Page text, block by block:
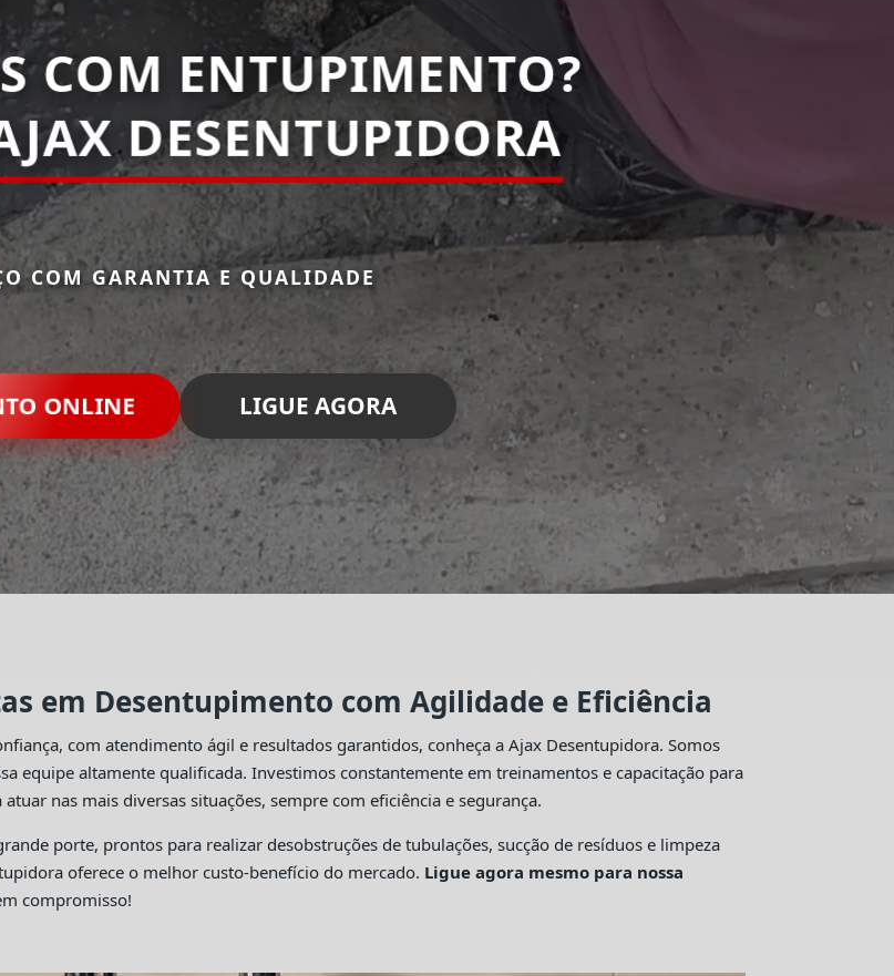
COM ENTUPIMENTO?
DESENTUPIDORA
COM GARANTIA E QUALIDADE
ONLINE LIGUE AGORA
em Desentupimento com Agilidade e Eficiência
com atendimento ágil e resultados garantidos, conheça a Ajax Desentupidora. Somos
equipe altamente qualificada. Investimos constantemente em treinamentos e capacitação para
nas mais diversas situações, sempre com eficiência e segurança.
porte, prontos para realizar desobstruções de tubulações, sucção de resíduos e limpeza
oferece o melhor custo-benefício do mercado. Ligue agora mesmo para nossa
compromisso!